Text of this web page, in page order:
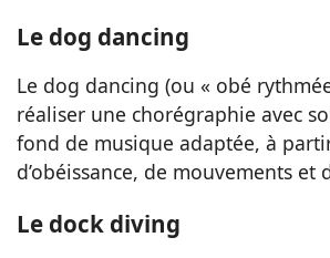
Le dog dancing
Le dog dancing (ou « obé
réaliser une chorégraphie avec
fond de musique adaptée, à partir
d’obéissance, de mouvements et
Le dock diving